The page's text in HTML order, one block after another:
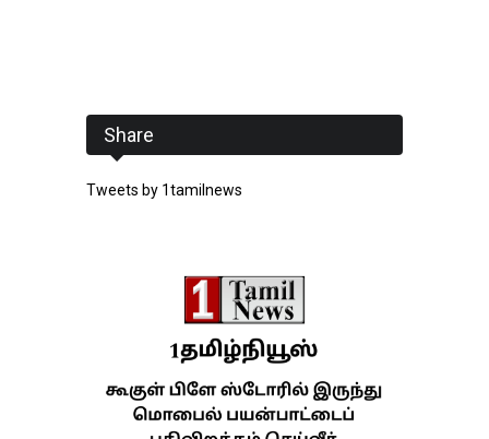
Share
Tweets by 1tamilnews